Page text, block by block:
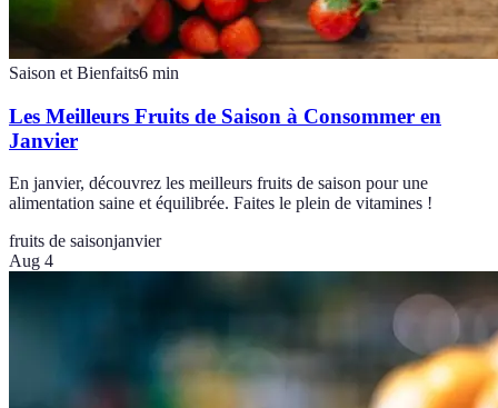
Saison et Bienfaits6 min
Les Meilleurs Fruits de Saison à Consommer en
Janvier
En janvier, découvrez les meilleurs fruits de saison pour une
alimentation saine et équilibrée. Faites le plein de vitamines !
fruits de saisonjanvier
Aug 4